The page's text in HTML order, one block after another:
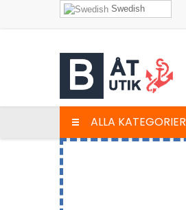
Swedish
ALLA KATEGORIER